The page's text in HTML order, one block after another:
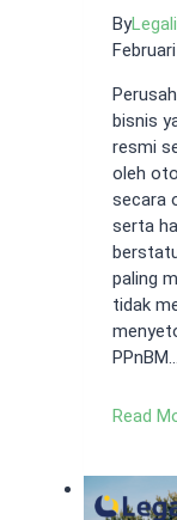
By
bisnis
resmi
oleh
secara
serta
paling
tidak
Read